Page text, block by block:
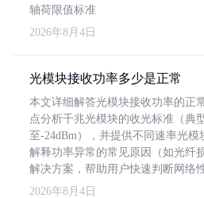
轴荷限值标准
2026年8月4日
光模块接收功率多少是正常
本文详细解答光模块接收功率的正
点分析千兆光模块的收光标准（典
至-24dBm），并提供不同速率光
解释功率异常的常见原因（如光纤
解决方案，帮助用户快速判断网络
2026年8月4日